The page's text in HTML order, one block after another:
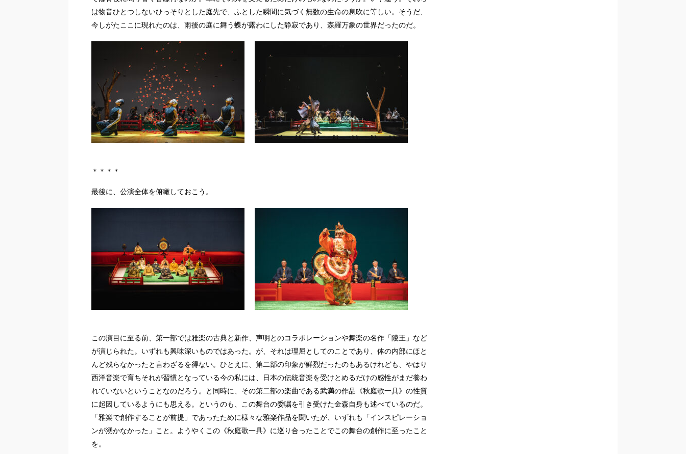
は物音ひとつしないひっそりとした庭先で、ふとした瞬間に気づく無数の生命の息吹に等しい。そうだ、
今しがたここに現れたのは、雨後の庭に舞う蝶が露わにした静寂であり、森羅万象の世界だったのだ。
＊＊＊＊
最後に、公演全体を俯瞰しておこう。
この演目に至る前、第一部では雅楽の古典と新作、声明とのコラボレーションや舞楽の名作「陵王」など
が演じられた。いずれも興味深いものではあった。が、それは理屈としてのことであり、体の内部にほと
んど残らなかったと言わざるを得ない。ひとえに、第二部の印象が鮮烈だったのもあるけれども、やはり
西洋音楽で育ちそれが習慣となっている今の私には、日本の伝統音楽を受けとめるだけの感性がまだ養わ
れていないということなのだろう。と同時に、その第二部の楽曲である武満の作品《秋庭歌一具》の性質
に起因しているようにも思える。というのも、この舞台の委嘱を引き受けた金森自身も述べているのだ。
「雅楽で創作することが前提」であったために様々な雅楽作品を聞いたが、いずれも「インスピレーショ
ンが湧かなかった」こと。ようやくこの《秋庭歌一具》に巡り合ったことでこの舞台の創作に至ったこと
を。